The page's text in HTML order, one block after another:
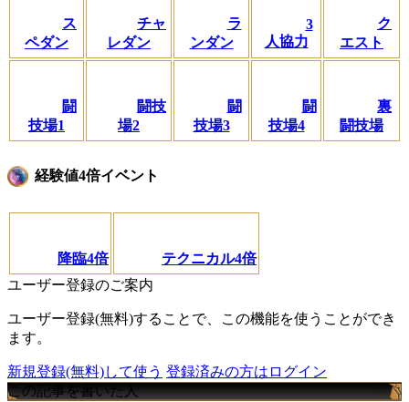
ス
ペダン
チャ
レダン
ラ
ンダン
3
人協力
ク
エスト
闘
技場1
闘技
場2
闘
技場3
闘
技場4
裏
闘技場
経験値4倍イベント
降臨4倍
テクニカル4倍
ユーザー登録のご案内
ユーザー登録(無料)することで、この機能を使うことができ
ます。
新規登録(無料)して使う 登録済みの方はログイン
この記事を書いた人